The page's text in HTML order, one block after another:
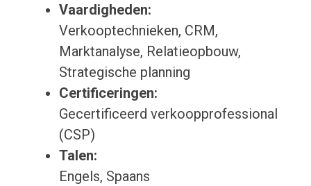
Vaardigheden:
Verkooptechnieken, CRM,
Marktanalyse, Relatieopbouw,
Strategische planning
Certificeringen:
Gecertificeerd verkoopprofessional
(CSP)
Talen:
Engels, Spaans